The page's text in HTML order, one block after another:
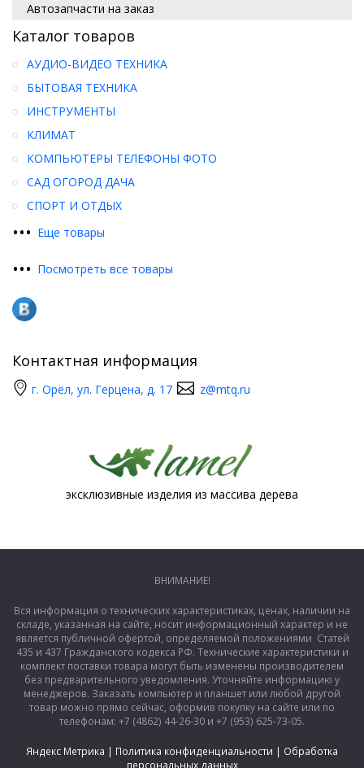
Автозапчасти на заказ
Каталог товаров
••• Еще товары
АУДИО-ВИДЕО ТЕХНИКА
БЫТОВАЯ ТЕХНИКА
ИНСТРУМЕНТЫ
КЛИМАТ
КОМПЬЮТЕРЫ ТЕЛЕФОНЫ ФОТО
САД ОГОРОД ДАЧА
СПОРТ И ОТДЫХ
••• Посмотреть все товары
Контактная информация
г. Орёл, ул. Герцена, д. 17 z@mtq.ru
эксклюзивные изделия из массива дерева
ВНИМАНИЕ!
Вся информация о технических характеристиках, ценах, наличии на
складе, указанная на сайте, носит информационный характер и не
является публичной офертой, определяемой положениями Статей
435 и 437 Гражданского кодекса РФ. Технические характеристики и
комплект поставки товара могут быть изменены производителем
без предварительного уведомления. Уточняйте информацию у
менеджеров. Заказать компьютер и планшет или любой другой
товар можно прямо сейчас, оформив покупку на сайте или по
телефонам: +7 (4862) 44-26-30 и +7 (953) 625-73-05.
Яндекс Метрика | Политика конфиденциальности | Обработка